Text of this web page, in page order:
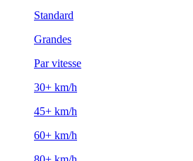
Standard
Grandes
Par vitesse
30+ km/h
45+ km/h
60+ km/h